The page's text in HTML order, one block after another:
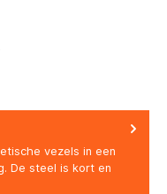
vezels in een
De steel is kort en